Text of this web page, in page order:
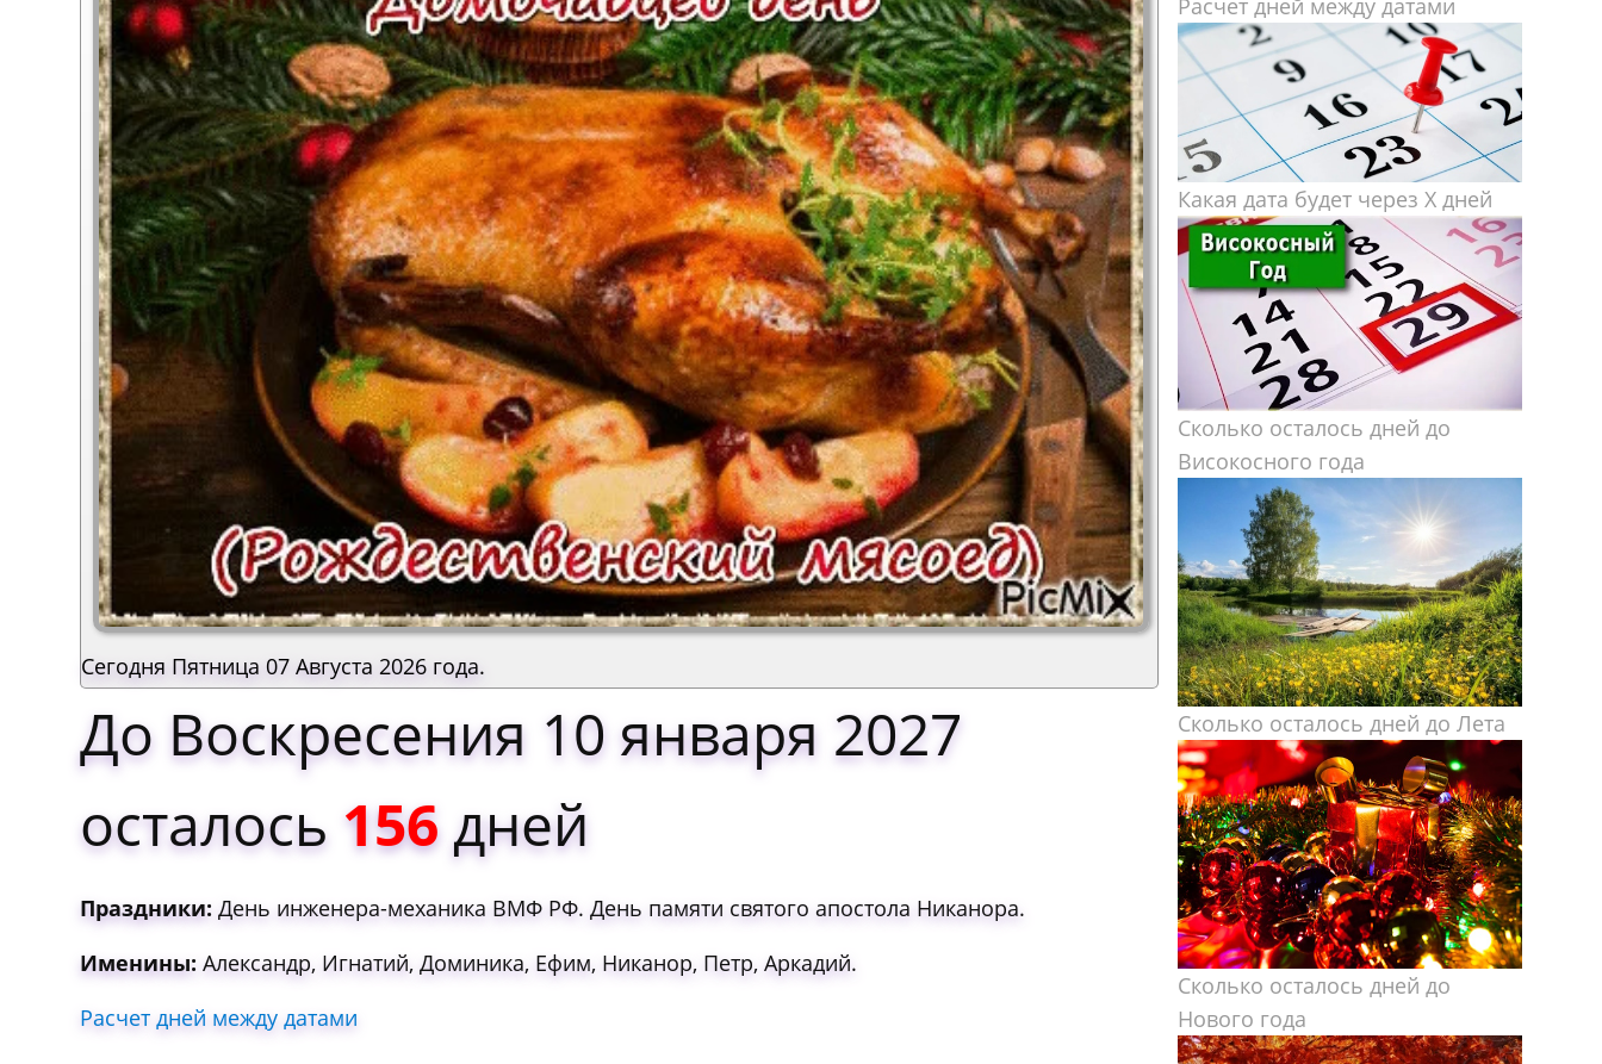
Сегодня Пятница 07 Августа 2026 года.
До Воскресения 10 января 2027
осталось 156дней
Праздники: День инженера-механика ВМФ РФ. День памяти святого апостола Никанора.
Именины: Александр, Игнатий, Доминика, Ефим, Никанор, Петр, Аркадий.
Расчет дней между датами
Расчет дней между датами
Какая дата будет через X дней
Сколько осталось дней до
Високосного года
Сколько осталось дней до Лета
Сколько осталось дней до
Нового года